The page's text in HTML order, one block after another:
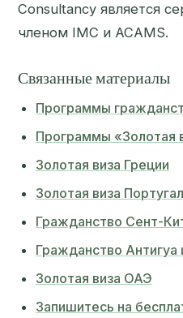
Consultancy является
членом IMC и ACAMS.
Связанные материалы
Программы
Программы «Золотая
Золотая виза Греции
Золотая виза
Гражданство Сент-
Гражданство Антигуа
Золотая виза ОАЭ
Запишитесь на